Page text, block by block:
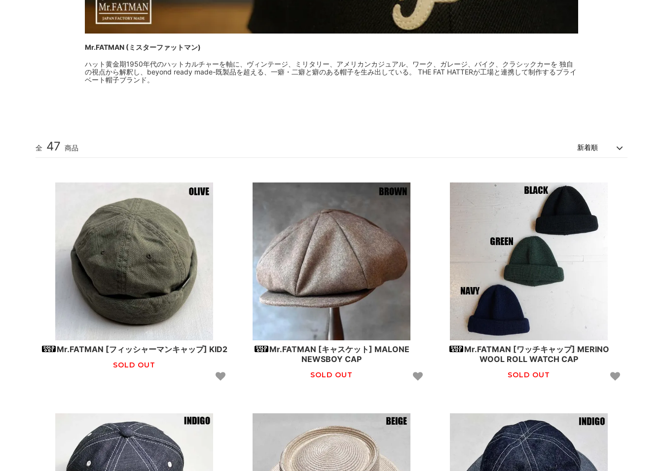
Mr.FATMAN (ミスターファットマン)
ハット黄金期1950年代のハットカルチャーを軸に、ヴィンテージ、ミリタリー、アメリカンカジュアル、ワーク、ガレージ、バイク、クラシックカーを 独自
の視点から解釈し、beyond ready made-既製品を超える、一癖・二癖と癖のある帽子を生み出している。 THE FAT HATTERが工場と連携して制作するプライ
ベート帽子ブランド。
全 47 商品
Mr.FATMAN [フィッシャーマンキャップ] KID2
SOLD OUT
Mr.FATMAN [キャスケット] MALONE
NEWSBOY CAP
SOLD OUT
Mr.FATMAN [ワッチキャップ] MERINO
WOOL ROLL WATCH CAP
SOLD OUT